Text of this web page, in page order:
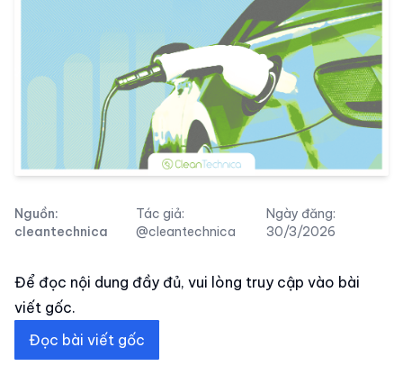
Nguồn:
cleantechnica
Tác giả:
@cleantechnica
Ngày đăng:
30/3/2026
Để đọc nội dung đầy đủ, vui lòng truy cập vào bài
viết gốc.
Đọc bài viết gốc